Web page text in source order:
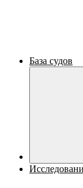
База судов